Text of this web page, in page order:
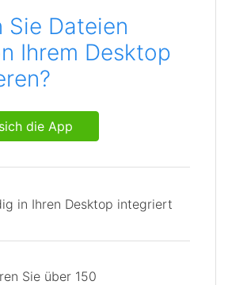
Sie Dateien
Ihrem Desktop
die App
in Ihren Desktop integriert
Sie über 150